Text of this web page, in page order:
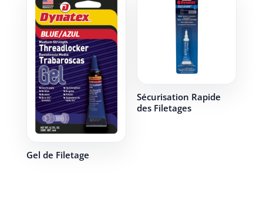
Gel de Filetage
Sécurisation Rapide
des Filetages